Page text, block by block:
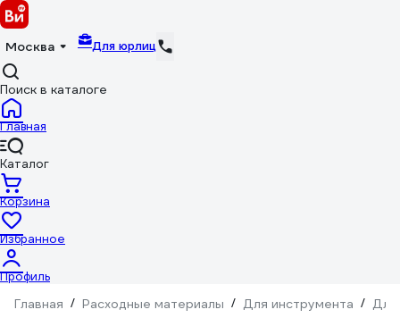
Москва Для юрлиц
Поиск в каталоге
Главная
Каталог
Корзина
Избранное
Профиль
Главная / Расходные материалы / Для инструмента / Для